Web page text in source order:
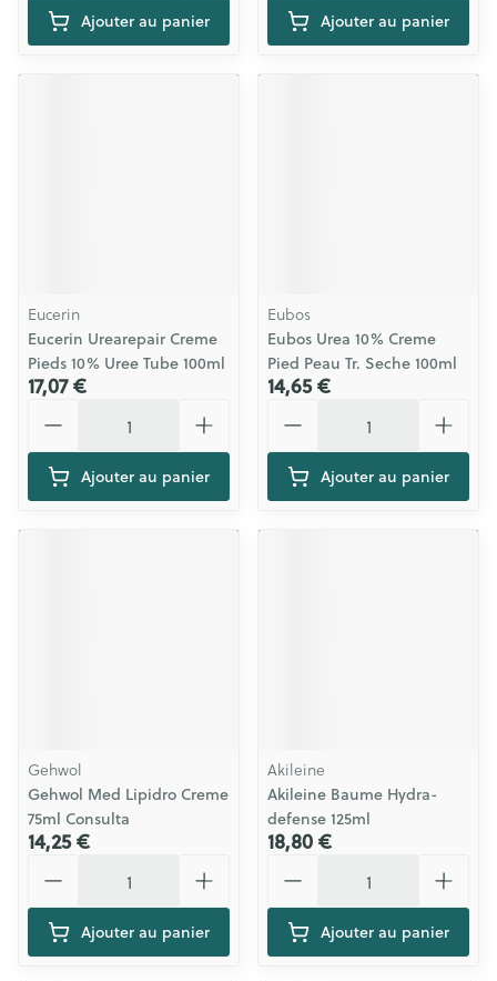
Ajouter au panier Ajouter au panier
Eucerin
Eucerin Urearepair Creme
Pieds 10% Uree Tube 100ml
17,07 €
Ajouter au panier
Eubos
Eubos Urea 10% Creme
Pied Peau Tr. Seche 100ml
14,65 €
Ajouter au panier
Gehwol
Gehwol Med Lipidro Creme
75ml Consulta
14,25 €
Ajouter au panier
Akileine
Akileine Baume Hydra-
defense 125ml
18,80 €
Ajouter au panier